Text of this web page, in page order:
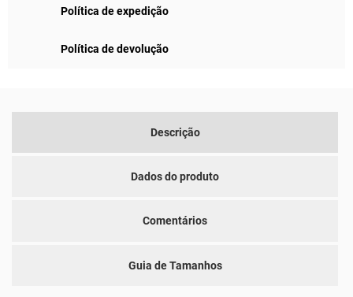
Política de expedição
Política de devolução
Descrição
Dados do produto
Comentários
Guia de Tamanhos